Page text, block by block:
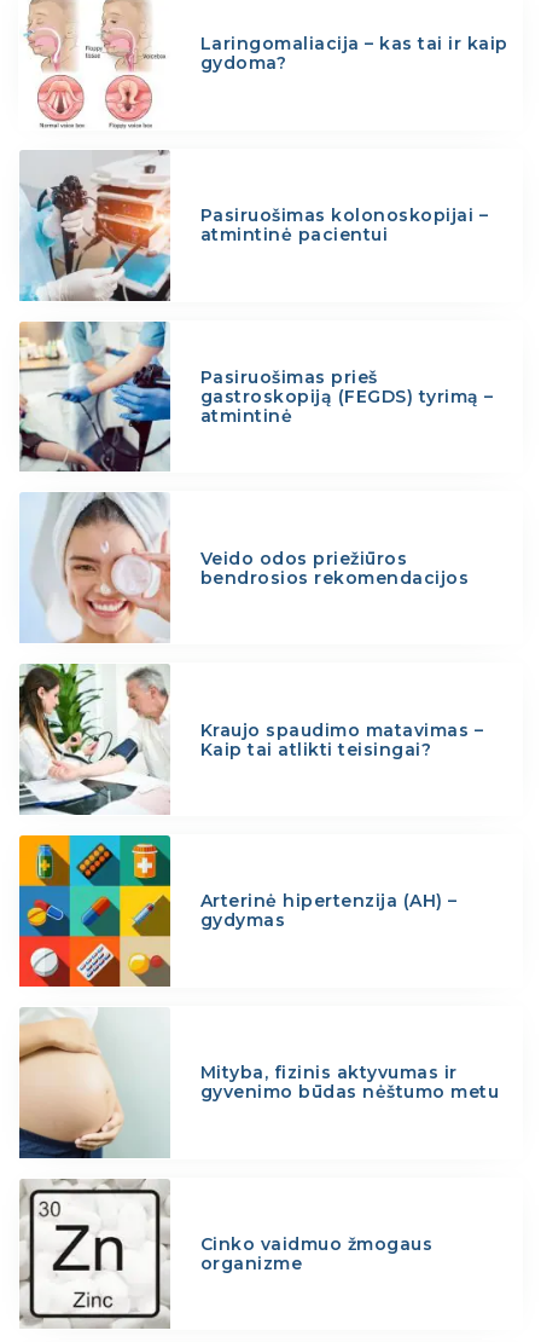
Laringomaliacija – kas tai ir kaip
gydoma?
Pasiruošimas kolonoskopijai –
atmintinė pacientui
Pasiruošimas prieš
gastroskopiją (FEGDS) tyrimą –
atmintinė
Veido odos priežiūros
bendrosios rekomendacijos
Kraujo spaudimo matavimas –
Kaip tai atlikti teisingai?
Arterinė hipertenzija (AH) –
gydymas
Mityba, fizinis aktyvumas ir
gyvenimo būdas nėštumo metu
Cinko vaidmuo žmogaus
organizme